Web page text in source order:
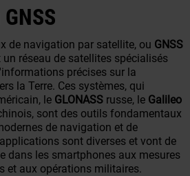
de navigation par satellite, ou GNSS
un réseau de satellites spécialisés
précises sur la
la Terre. Ces systèmes, qui
le GLONASS russe, le Galileo
sont des outils fondamentaux
de navigation et de
sont diverses et vont de
dans les smartphones aux mesures
et aux opérations militaires.